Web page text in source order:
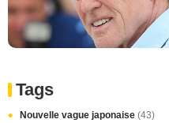
Tags
Nouvelle vague japonaise (43)